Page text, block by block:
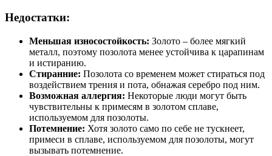
Недостатки:
Меньшая износостойкость: Золото – более мягкий
металл, поэтому позолота менее устойчива к царапинам
и истиранию.
Стиранние: Позолота со временем может стираться под
воздействием трения и пота, обнажая серебро под ним.
Возможная аллергия: Некоторые люди могут быть
чувствительны к примесям в золотом сплаве,
используемом для позолоты.
Потемнение: Хотя золото само по себе не тускнеет,
примеси в сплаве, используемом для позолоты, могут
вызывать потемнение.